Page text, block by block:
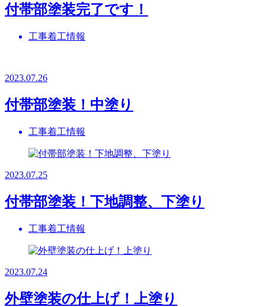
付帯部塗装完了です！
工事着工情報
2023.07.26
付帯部塗装！中塗り
工事着工情報
2023.07.25
付帯部塗装！下地調整、下塗り
工事着工情報
2023.07.24
外壁塗装の仕上げ！上塗り